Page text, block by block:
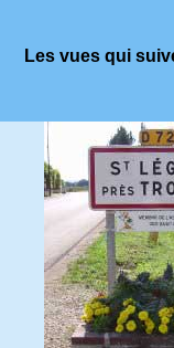
Les vues qui